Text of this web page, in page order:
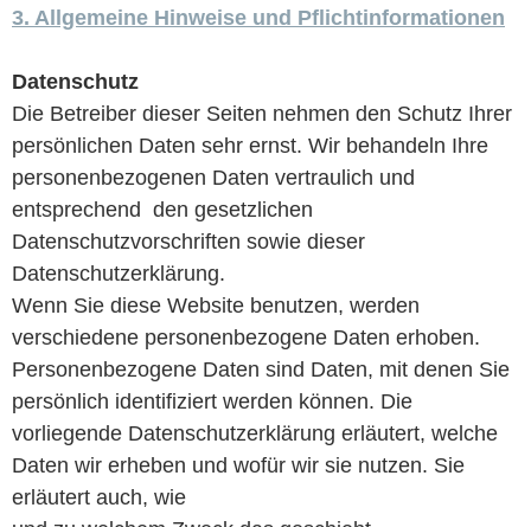
3. Allgemeine Hinweise und Pflichtinformationen
Datenschutz
Die Betreiber dieser Seiten nehmen den Schutz Ihrer
persönlichen Daten sehr ernst. Wir behandeln Ihre
personenbezogenen Daten vertraulich und
entsprechend den gesetzlichen
Datenschutzvorschriften sowie dieser
Datenschutzerklärung.
Wenn Sie diese Website benutzen, werden
verschiedene personenbezogene Daten erhoben.
Personenbezogene Daten sind Daten, mit denen Sie
persönlich identifiziert werden können. Die
vorliegende Datenschutzerklärung erläutert, welche
Daten wir erheben und wofür wir sie nutzen. Sie
erläutert auch, wie